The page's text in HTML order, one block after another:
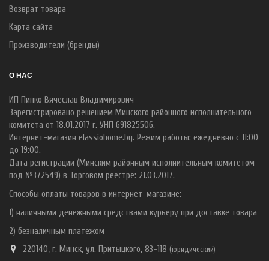
Возврат товара
Карта сайта
Производители (бренды)
О НАС
ИП Пипко Вячеслав Владимирович
Зарегистрировано решением Минского районного исполнительного
комитета от 18.01.2017 г. УНП 691825506.
Интернет-магазин elassiohome.by. Режим работы: ежедневно с 11:00
до 19:00.
Дата регистрации (Минским районным исполнительным комитетом
под №372549) в Торговом реестре: 21.03.2017.
Способы оплаты товаров в интернет-магазине:
1) наличными денежными средствами курьеру при доставке товара
2) безналичным платежом
220140, г. Минск, ул. Притыцкого, 83-118 (юридический)